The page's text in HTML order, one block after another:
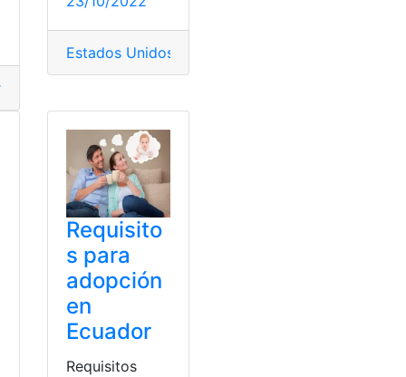
Estados Unidos
Requisito
s para
adopción
en
Ecuador
Requisitos